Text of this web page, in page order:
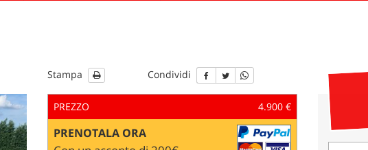
Stampa Condividi
PREZZO 4.900 €
PRENOTALA ORA